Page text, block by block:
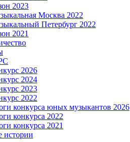
2023
Москва 2022
Петербург 2022
2021
2026
2024
2023
2022
конкурса юных музыкантов 2026
конкурса 2022
конкурса 2021
истории